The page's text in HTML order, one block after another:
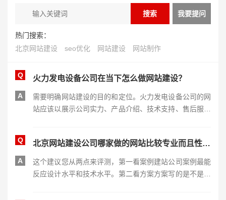
热门搜索：
北京网站建设
seo优化 网站建设 网站制作
Q 火力发电设备公司在当下怎么做网站建设？
A
需要明确网站建设的目的和定位。火力发电设备公司的网
站应该以展示公司实力、产品介绍、技术支持、售后服务
Q
北京网站建设公司哪家做的网站比较专业而且性价比高？
A
这个建议您从两点来评测，第一看案例建站公司案例最能
反应设计水平和技术水平。第二看方案方案写的是不是够